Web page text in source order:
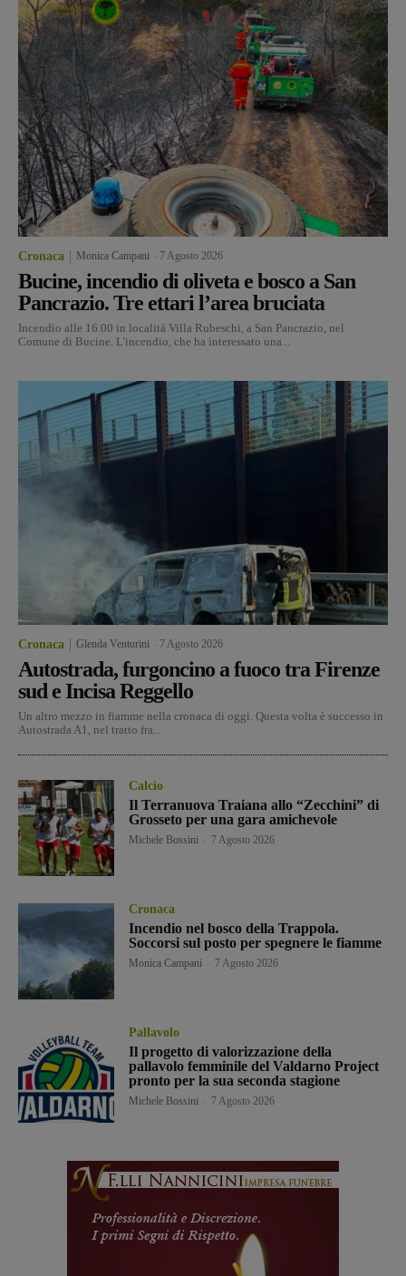
Cronaca Monica Campani 7 Agosto 2026
Bucine, incendio di oliveta e bosco a San
Pancrazio. Tre ettari l’area bruciata
Incendio alle 16.00 in località Villa Rubeschi, a San Pancrazio, nel
Comune di Bucine. L'incendio, che ha interessato una...
Cronaca Glenda Venturini 7 Agosto 2026
Autostrada, furgoncino a fuoco tra Firenze
sud e Incisa Reggello
Un altro mezzo in fiamme nella cronaca di oggi. Questa volta è successo in
Autostrada A1, nel tratto fra...
Calcio
Il Terranuova Traiana allo “Zecchini” di
Grosseto per una gara amichevole
Michele Bossini 7 Agosto 2026
Cronaca
Incendio nel bosco della Trappola.
Soccorsi sul posto per spegnere le fiamme
Monica Campani 7 Agosto 2026
Pallavolo
Il progetto di valorizzazione della
pallavolo femminile del Valdarno Project
pronto per la sua seconda stagione
Michele Bossini 7 Agosto 2026